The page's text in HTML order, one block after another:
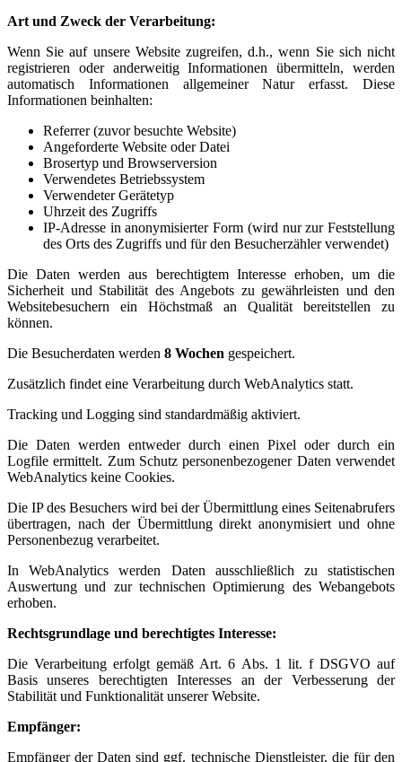
Art und Zweck der Verarbeitung:
Wenn Sie auf unsere Website zugreifen, d.h., wenn Sie sich nicht
registrieren oder anderweitig Informationen übermitteln, werden
automatisch Informationen allgemeiner Natur erfasst. Diese
Informationen beinhalten:
Referrer (zuvor besuchte Website)
Angeforderte Website oder Datei
Brosertyp und Browserversion
Verwendetes Betriebssystem
Verwendeter Gerätetyp
Uhrzeit des Zugriffs
IP-Adresse in anonymisierter Form (wird nur zur Feststellung
des Orts des Zugriffs und für den Besucherzähler verwendet)
Die Daten werden aus berechtigtem Interesse erhoben, um die
Sicherheit und Stabilität des Angebots zu gewährleisten und den
Websitebesuchern ein Höchstmaß an Qualität bereitstellen zu
können.
Die Besucherdaten werden 8 Wochen gespeichert.
Zusätzlich findet eine Verarbeitung durch WebAnalytics statt.
Tracking und Logging sind standardmäßig aktiviert.
Die Daten werden entweder durch einen Pixel oder durch ein
Logfile ermittelt. Zum Schutz personenbezogener Daten verwendet
WebAnalytics keine Cookies.
Die IP des Besuchers wird bei der Übermittlung eines Seitenabrufers
übertragen, nach der Übermittlung direkt anonymisiert und ohne
Personenbezug verarbeitet.
In WebAnalytics werden Daten ausschließlich zu statistischen
Auswertung und zur technischen Optimierung des Webangebots
erhoben.
Rechtsgrundlage und berechtigtes Interesse:
Die Verarbeitung erfolgt gemäß Art. 6 Abs. 1 lit. f DSGVO auf
Basis unseres berechtigten Interesses an der Verbesserung der
Stabilität und Funktionalität unserer Website.
Empfänger:
Empfänger der Daten sind ggf. technische Dienstleister, die für den